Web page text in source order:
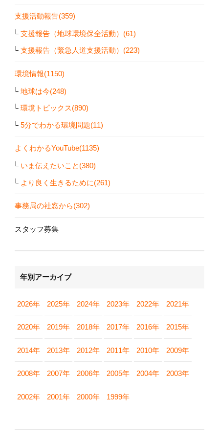
支援活動報告(359)
支援報告（地球環境保全活動）(61)
支援報告（緊急人道支援活動）(223)
環境情報(1150)
地球は今(248)
環境トピックス(890)
5分でわかる環境問題(11)
よくわかるYouTube(1135)
いま伝えたいこと(380)
より良く生きるために(261)
事務局の社窓から(302)
スタッフ募集
年別アーカイブ
2026年 2025年 2024年 2023年 2022年 2021年
2020年 2019年 2018年 2017年 2016年 2015年
2014年 2013年 2012年 2011年 2010年 2009年
2008年 2007年 2006年 2005年 2004年 2003年
2002年 2001年 2000年 1999年